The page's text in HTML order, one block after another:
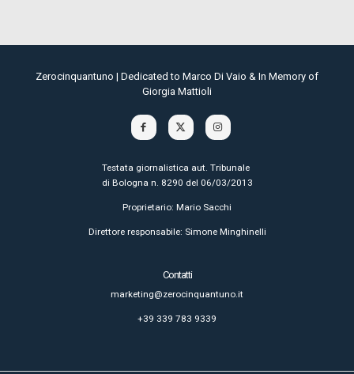
Zerocinquantuno | Dedicated to Marco Di Vaio & In Memory of
Giorgia Mattioli
Testata giornalistica aut. Tribunale
di Bologna n. 8290 del 06/03/2013
Proprietario: Mario Sacchi
Direttore responsabile: Simone Minghinelli
Contatti
marketing@zerocinquantuno.it
+39 339 783 9339